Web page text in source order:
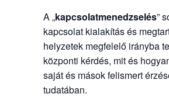
A „kapcsolatmenedzselés”
kapcsolat kialakítás és
helyzetek megfelelő irányba
központi kérdés, mit és
saját és mások felismert
tudatában.